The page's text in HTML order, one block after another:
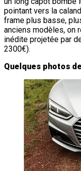
pointant vers la
frame plus basse,
anciens modèles, on
inédite projetée par
2300€).
Quelques photos